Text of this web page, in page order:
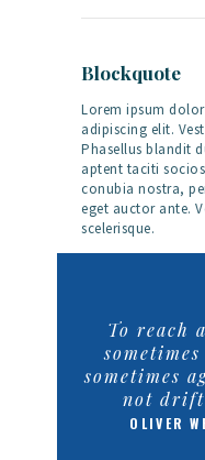
Blockquote
Lorem ipsum
adipiscing elit.
Phasellus blandit
aptent taciti
conubia nostra,
eget auctor ante.
scelerisque.
To reach
sometimes
not drift
OLIVER